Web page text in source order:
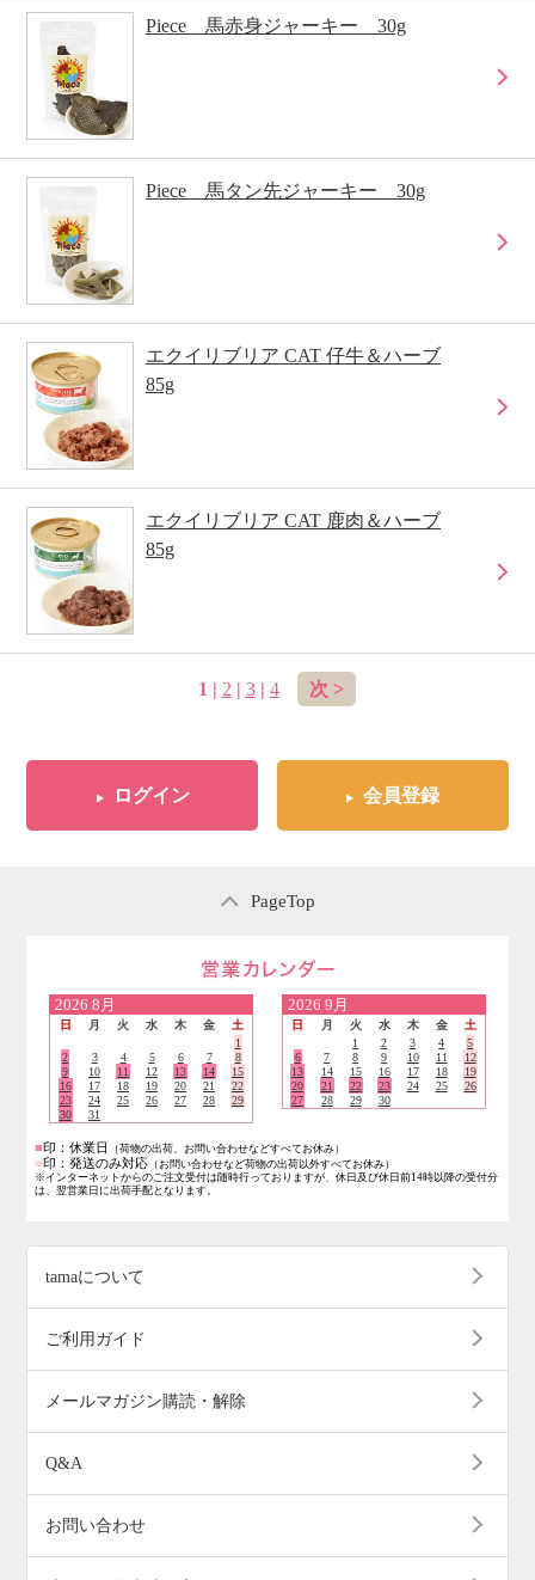
Piece 馬赤身ジャーキー 30g
Piece 馬タン先ジャーキー 30g
エクイリブリア CAT 仔牛＆ハーブ
85g
エクイリブリア CAT 鹿肉＆ハーブ
85g
1 | 2 3| 4 次 >
ログイン 会員登録
PageTop
営業日のご案内
2026 8月
日 月 火 水 木 金
土
1
2
3 4 5 6 7
8
9
10 11 12 13 14
15
16
17 18 19 20 21
22
23
24 25 26 27 28
29
30
31
2026 9月
日 月 火 水 木 金
土
1
2 3 4
5
6
7 8 9 10 11
12
13
14 15 16 17 18
19
20
21 22 23 24 25
26
27
28 29 30
■印：休業日 （荷物の出荷、お問い合わせなどすべてお休み）
■印：発送のみ対応 （お問い合わせなど荷物の出荷以外すべてお休み）
※インターネットからのご注文受付は随時行っておりますが、休日及び休日前14時以降の受付分
は、翌営業日に出荷手配となります。
tamaについて
ご利用ガイド
メールマガジン購読・解除
Q&A
お問い合わせ